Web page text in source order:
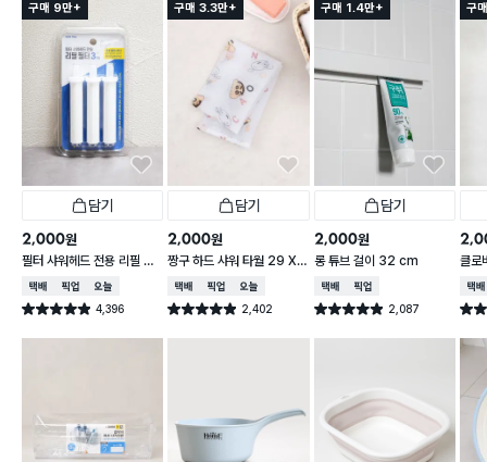
구매 9만+
담기
2,000원
필터 샤워헤드 전용 리필 필
터 3개입
택배배송매장픽업오늘배송
별점 4.9점 4,396
건 작성
구매 3.3만+
담기
2,000원
짱구 하드 샤워 타월 29 X
95 cm
택배배송매장픽업오늘배송
별점 4.9점 2,402
건 작성
구매 1.4만+
담기
2,000원
롱 튜브 걸이 32 cm
택배배송매장픽업
별점 4.9점 2,087
건 작성
구
클로
택배
별점